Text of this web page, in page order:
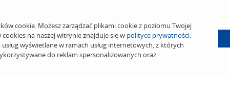
cookie. Możesz zarządzać plikami cookie z poziomu Twojej
na naszej witrynie znajduje się w polityce prywatności.
wyświetlane w ramach usług internetowych, z których
do reklam spersonalizowanych oraz